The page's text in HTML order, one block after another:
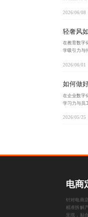
结构搭建、
2026/06/08
轻奢风
在教育数字
学吸引力与
敏捷、视觉
2026/06/01
如何做
在企业数字
学习力与员
从‘可用’到
2026/05/25
电商
针对电商
精准拆解
呈现，贴